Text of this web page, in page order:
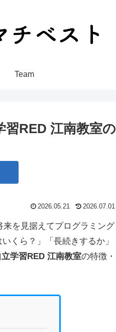
Team
習RED 江南教室の
2026.05.21 2026.07.01
を見据えてプログラミング
くら？」「長続きするか」
学習RED 江南教室の特徴・